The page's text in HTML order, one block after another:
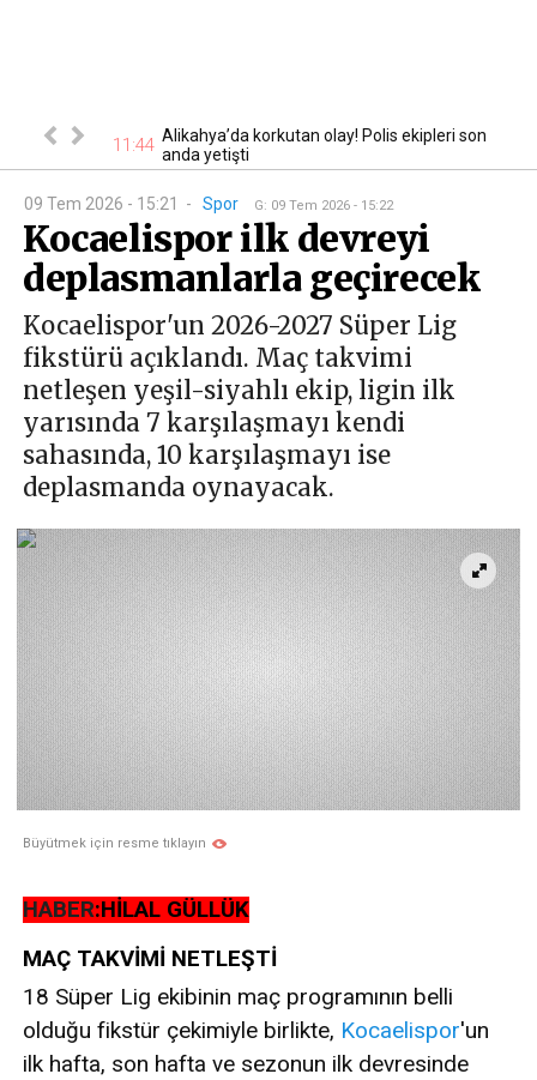
kişi daha 11:44 Alikahya’da korkutan olay! Polis ekipleri son
anda yetişti
09 Tem 2026 - 15:21 - Spor G: 09 Tem 2026 - 15:22
Kocaelispor ilk devreyi
deplasmanlarla geçirecek
Kocaelispor'un 2026-2027 Süper Lig
fikstürü açıklandı. Maç takvimi
netleşen yeşil-siyahlı ekip, ligin ilk
yarısında 7 karşılaşmayı kendi
sahasında, 10 karşılaşmayı ise
deplasmanda oynayacak.
Büyütmek için resme tıklayın
HABER:HİLAL GÜLLÜK
MAÇ TAKVİMİ NETLEŞTİ
18 Süper Lig ekibinin maç programının belli
olduğu fikstür çekimiyle birlikte, Kocaelispor'un
ilk hafta, son hafta ve sezonun ilk devresinde